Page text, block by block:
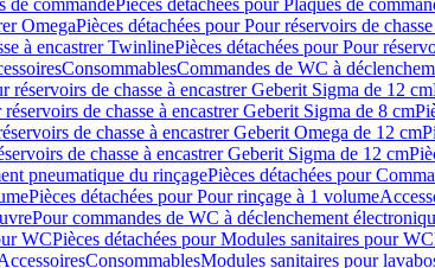
de commandePièces détachées pour Plaques de
OmegaPièces détachées pour Pour réservoirs de
à encastrer TwinlinePièces détachées pour Pour
ConsommablesCommandes de WC à
réservoirs de chasse à encastrer Geberit Sigma de 12 cm
de chasse à encastrer Geberit Sigma de 8 cm
de chasse à encastrer Geberit Omega de 12 cm
de chasse à encastrer Geberit Sigma de 12 cm
pneumatique du rinçagePièces détachées pour
Pièces détachées pour Pour rinçage à 1 volume
Pour commandes de WC à déclenchement
WCPièces détachées pour Modules sanitaires pour WC
ConsommablesModules sanitaires pour